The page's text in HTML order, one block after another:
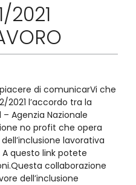
2021
di comunicarVi che
l’accordo tra la
Agenzia Nazionale
no profit che opera
lavorativa
questo link potete
collaborazione
dell’inclusione